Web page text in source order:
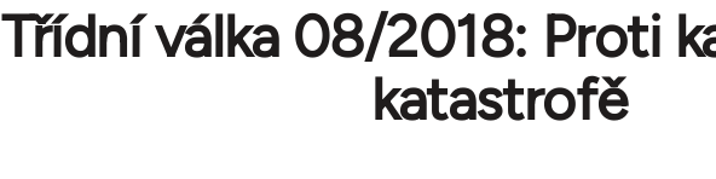
Třídní válka 08/2018: Proti
katastrofě